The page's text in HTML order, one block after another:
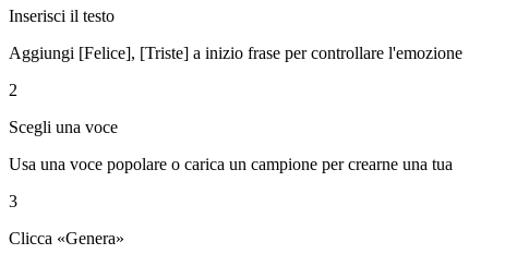
Inserisci il testo
Aggiungi [Felice], [Triste] a inizio frase per controllare l'emozione
2
Scegli una voce
Usa una voce popolare o carica un campione per crearne una tua
3
Clicca «Genera»